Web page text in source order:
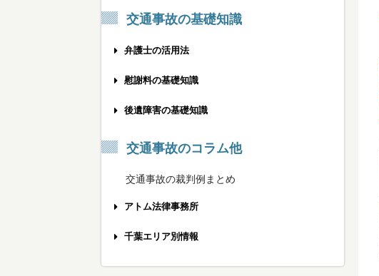
交通事故の基礎知識
弁護士の活用法
事故被害者の方へ
弁護士費用の不安を解消するために
弁護士特約を利用する際の注意点
弁護士に相談する最適なタイミング
弁護士との打ち合わせへの持参物
おすすめできる交通事故弁護士とは？
慰謝料の基礎知識
交通事故慰謝料の相場計算機
むちうちの慰謝料を増額する方法
椎間板ヘルニアの慰謝料相場は？
打撲でも慰謝料を請求できるの？
通院3ヶ月の慰謝料の3つの基準
通院6ヶ月の慰謝料を増額するには
後遺障害の基礎知識
後遺障害の認定にかかる期間
骨折後の後遺障害の慰謝料相場
交通事故のコラム他
交通事故の裁判例まとめ
アトム法律事務所
交通事故の弁護士費用
千葉エリア別情報